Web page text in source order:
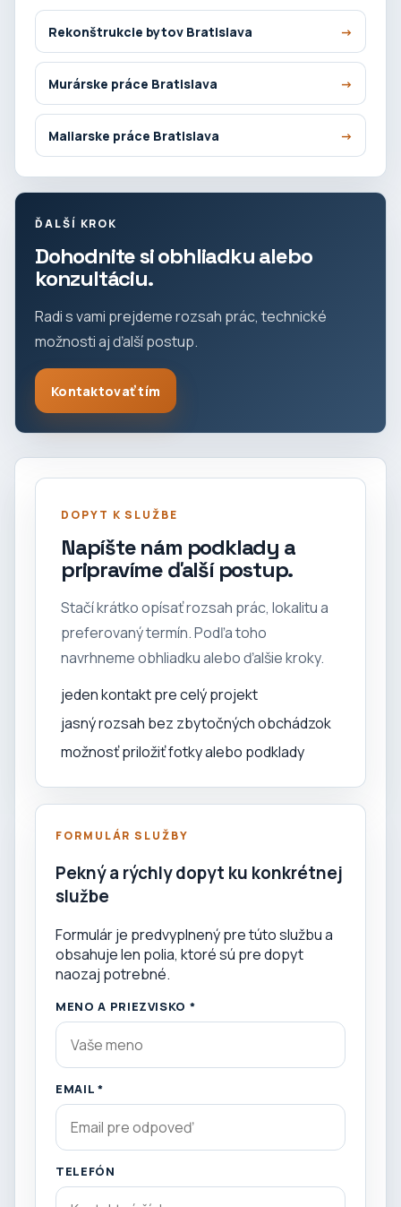
Rekonštrukcie bytov Bratislava
Murárske práce Bratislava
Maliarske práce Bratislava
ĎALŠÍ KROK
Dohodnite si obhliadku alebo
konzultáciu.
Radi s vami prejdeme rozsah prác, technické
možnosti aj ďalší postup.
Kontaktovať tím
DOPYT K SLUŽBE
Napíšte nám podklady a
pripravíme ďalší postup.
Stačí krátko opísať rozsah prác, lokalitu a
preferovaný termín. Podľa toho
navrhneme obhliadku alebo ďalšie kroky.
jeden kontakt pre celý projekt
jasný rozsah bez zbytočných obchádzok
možnosť priložiť fotky alebo podklady
FORMULÁR SLUŽBY
Pekný a rýchly dopyt ku konkrétnej
službe
Formulár je predvyplnený pre túto službu a
obsahuje len polia, ktoré sú pre dopyt
naozaj potrebné.
MENO A PRIEZVISKO *
EMAIL *
TELEFÓN